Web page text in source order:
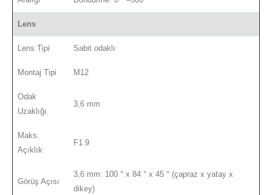
Lens
Lens Tipi Sabit odaklı
Montaj Tipi M12
Odak
Uzaklığı
3,6 mm
Maks.
Açıklık
F1.9
Görüş Açısı
3,6 mm: 100 ° x 84 ° x 45 ° (çapraz x yatay x
dikey)